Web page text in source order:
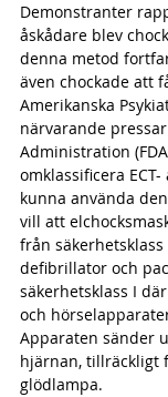
Demonstranter
åskådare blev
denna metod
även chockade att
Amerikanska
närvarande
Administration
omklassificera
kunna använda
vill att
från säkerhetsklass
defibrillator och
säkerhetsklass I
och
Apparaten sänder
hjärnan, tillräckligt
glödlampa.